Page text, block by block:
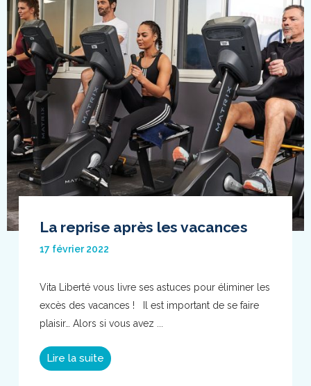
La reprise après les vacances
17 février 2022
Vita Liberté vous livre ses astuces pour éliminer les
excès des vacances ! Il est important de se faire
plaisir… Alors si vous avez ...
Lire la suite